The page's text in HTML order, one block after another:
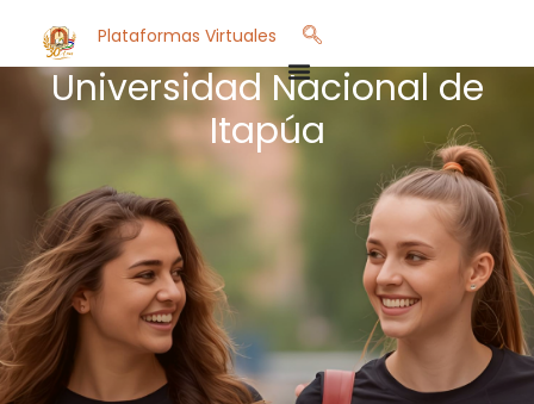
Plataformas Virtuales
Universidad Nacional de
Itapúa